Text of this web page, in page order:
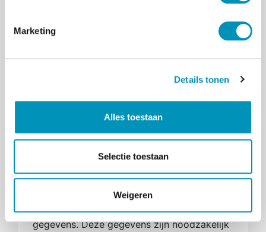
Marketing
Details tonen
Alles toestaan
Selectie toestaan
Weigeren
Om te beoordelen of je voldoet aan de
toelatingseisen vragen we je om je cv te
voorwaarden
Ik geef toestemming voor het
verzamelen en verwerken van mijn
gegevens. Deze gegevens zijn noodzakelijk